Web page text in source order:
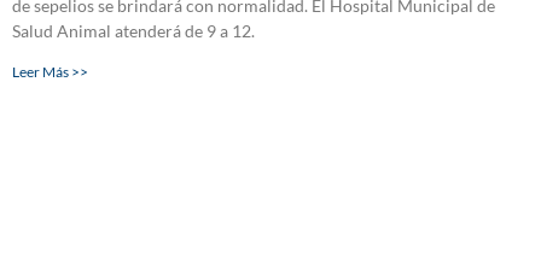
de sepelios se brindará con normalidad. El Hospital Municipal de
Salud Animal atenderá de 9 a 12.
Leer Más >>